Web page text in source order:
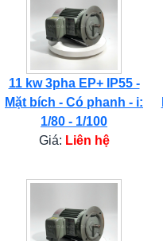
11 kw 3pha EP+ IP55 -
Mặt bích - Có phanh - i:
1/80 - 1/100
Giá: Liên hệ